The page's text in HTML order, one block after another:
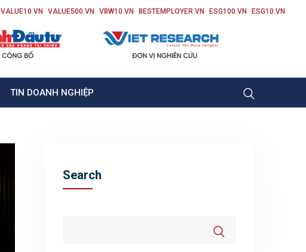
VALUE10.VN VALUE500.VN VBW10.VN BESTEMPLOYER.VN ESG100.VN ESG10.VN
TIN DOANH NGHIỆP
Search